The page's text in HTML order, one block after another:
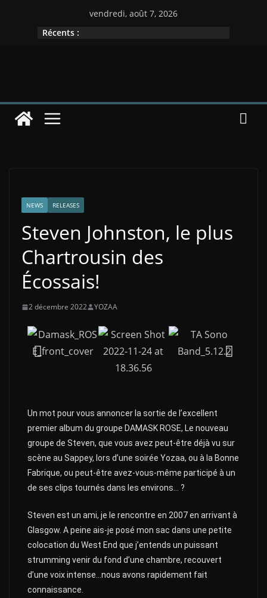
vendredi, août 7, 2026
Récents :
NEWS RELEASES
Steven Johnston, le plus
Chartrousin des
Écossais!
2 décembre 2022 YOZAA
Un mot pour vous annoncer la sortie de l’excellent
premier album du groupe DAMASK ROSE, Le nouveau
groupe de Steven, que vous avez peut-être déjà vu sur
scène au Sappey, lors d’une soirée Yozaa, ou à la Bonne
Fabrique, ou peut-être avez-vous-même participé à un
de ses clips tournés dans les environs… ?
Steven est un ami, je le rencontre en 2007 en arrivant à
Glasgow. A peine ais-je posé mon sac dans une petite
colocation du West End que j’entends un puissant
strumming venir du fond d’une chambre, recouvert
d’une voix intense…nous avons rapidement fait
connaissance.